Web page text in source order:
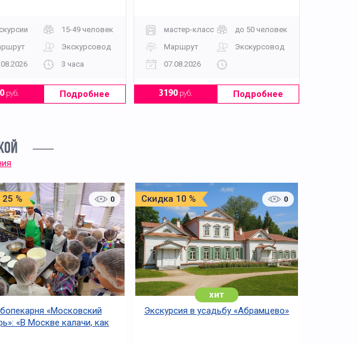
15-49 человек
Экскурсовод
3 часа
руб. Подробнее
мастер-класс
до 50 человек
Маршрут
Экскурсовод
07.08.2026
3190руб. Подробнее
% 0
«Московский
«В Москве калачи, как
Скидка 10 % 0
хит
Экскурсия в усадьбу «Абрамцево»